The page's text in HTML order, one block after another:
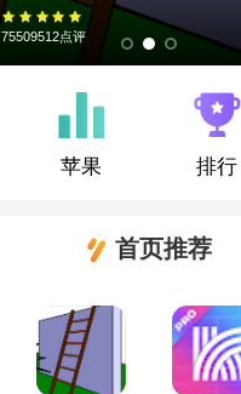
75509512点评
苹果 排行
首页推荐